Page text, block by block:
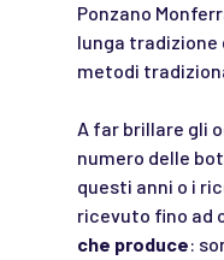
Ponzano
lunga tradizione
metodi
A far brillare gli
numero delle
questi anni o i
ricevuto fino ad
che produce: